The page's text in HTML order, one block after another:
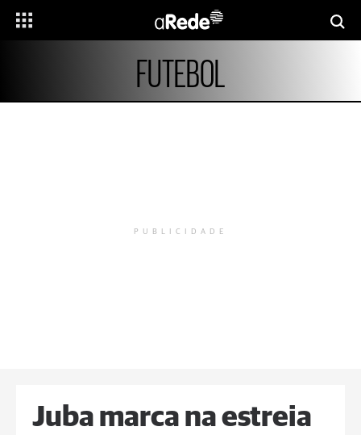
FUTEBOL
PUBLICIDADE
Juba marca na estreia